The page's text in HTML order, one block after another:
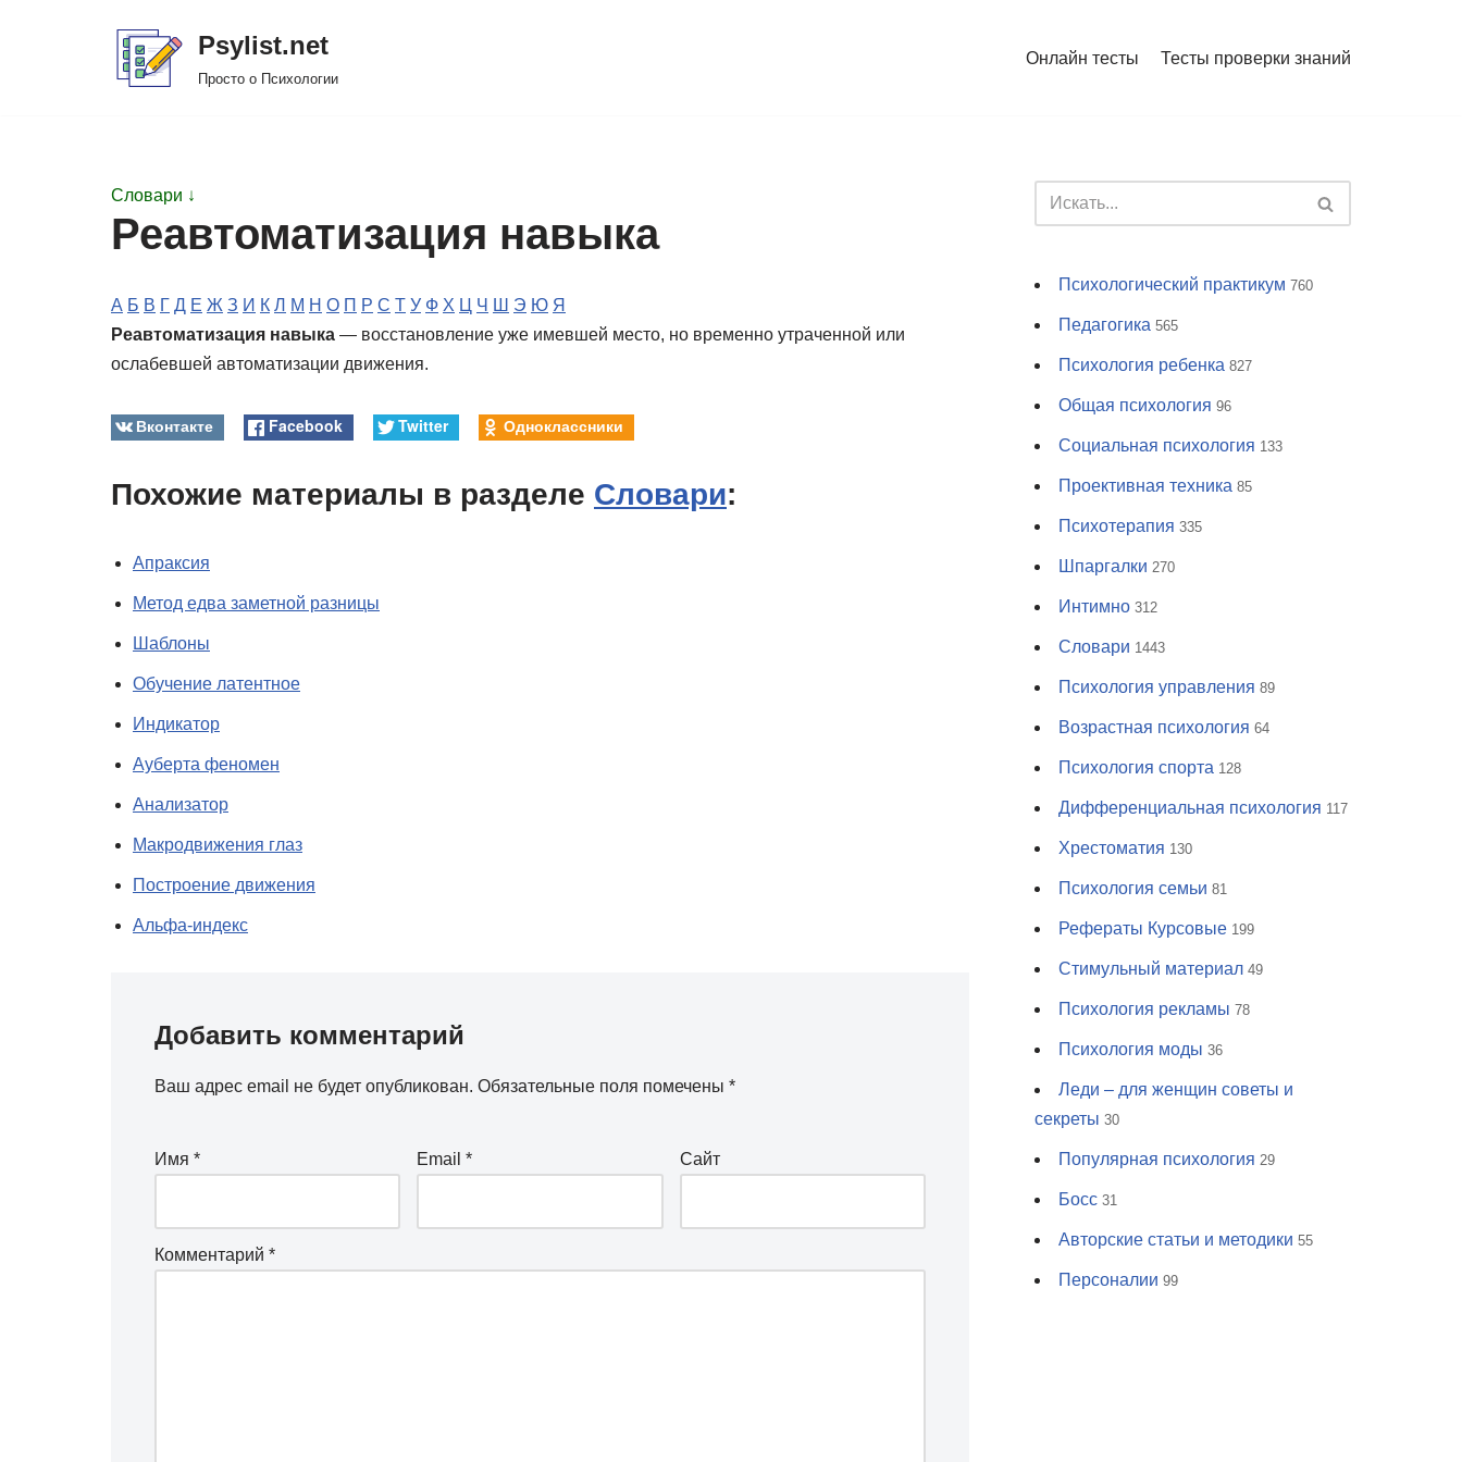
Psylist.net
Просто о Психологии
Онлайн тесты Тесты проверки знаний
Словари ↓
Реавтоматизация навыка
А Б В Г Д Е Ж З И К Л М Н О П Р С Т У Ф Х Ц Ч Ш Э Ю Я
Реавтоматизация навыка — восстановление уже имевшей место, но временно утраченной или
ослабевшей автоматизации движения.
Вконтакте Facebook Twitter Одноклассники
Похожие материалы в разделе Словари:
Апраксия
Метод едва заметной разницы
Шаблоны
Обучение латентное
Индикатор
Ауберта феномен
Анализатор
Макродвижения глаз
Построение движения
Альфа-индекс
Добавить комментарий
Ваш адрес email не будет опубликован. Обязательные поля помечены *
Имя * Email* Сайт
Комментарий *
Психологический практикум 760
Педагогика 565
Психология ребенка 827
Общая психология 96
Социальная психология 133
Проективная техника 85
Психотерапия 335
Шпаргалки 270
Интимно 312
Словари 1443
Психология управления 89
Возрастная психология 64
Психология спорта 128
Дифференциальная психология 117
Хрестоматия 130
Психология семьи 81
Рефераты Курсовые 199
Стимульный материал 49
Психология рекламы 78
Психология моды 36
Леди – для женщин советы и
секреты 30
Популярная психология 29
Босс 31
Авторские статьи и методики 55
Персоналии 99